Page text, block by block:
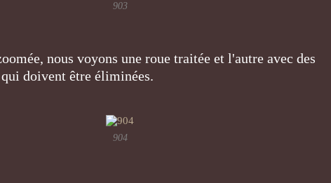
903
nous voyons une roue traitée et l'autre avec des
doivent être éliminées.
904